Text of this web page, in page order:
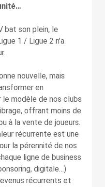
bat son plein, le
1 / Ligue 2 n’a
nouvelle, mais
en
modèle de nos clubs
offrant moins de
à la vente de joueurs.
récurrente est une
la pérennité de nos
ligne de business
digitale…)
récurrents et